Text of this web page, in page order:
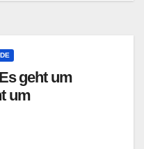
geht um
um